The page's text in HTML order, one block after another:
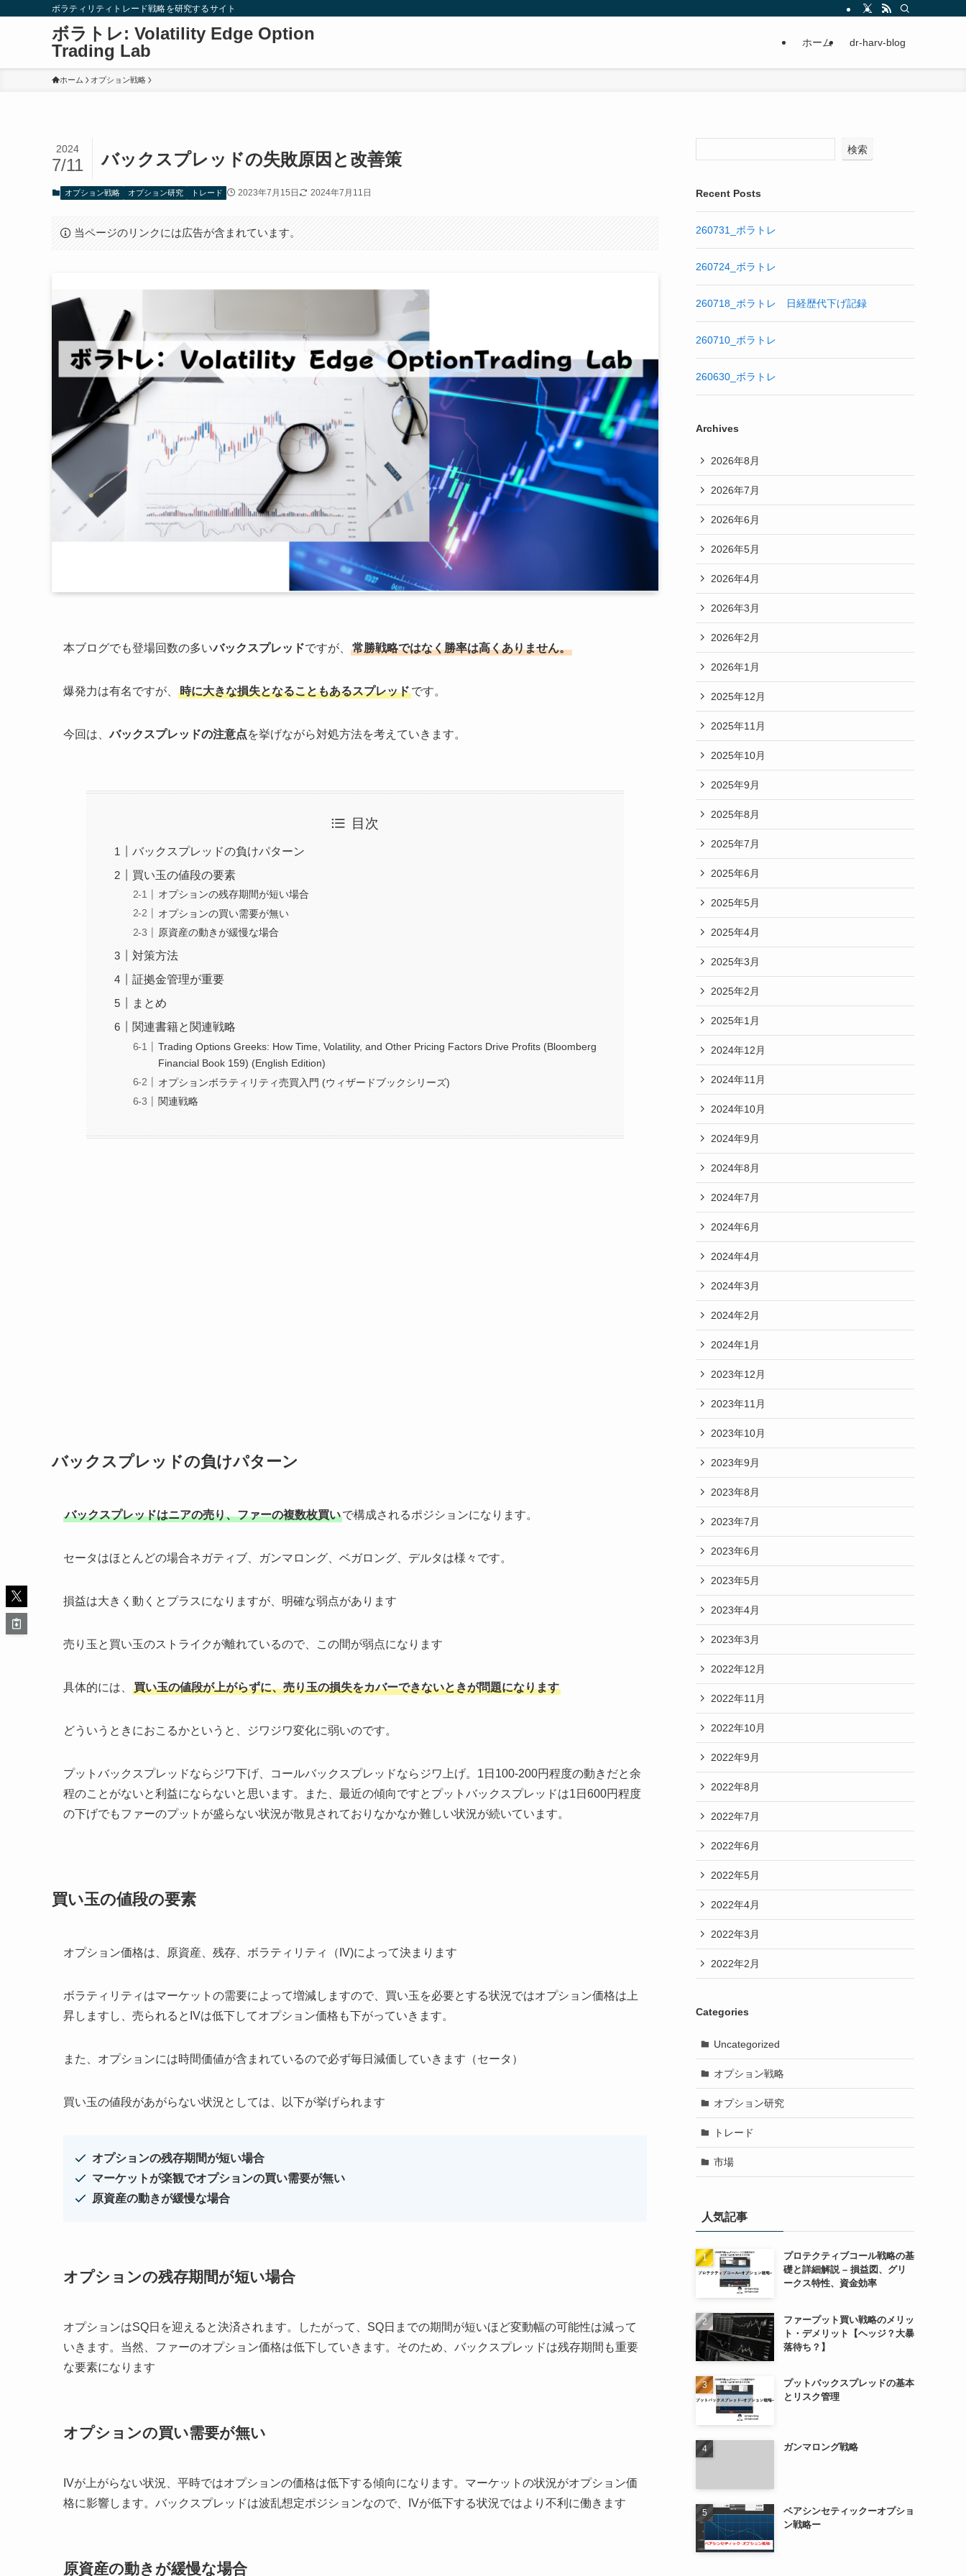
ボラティリティトレード戦略を研究するサイト
ボラトレ: Volatility Edge Option
Trading Lab
ホーム dr-harv-blog
ホーム オプション戦略
バックスプレッドの失敗原因と改善策
2024
7/11
オプション戦略 オプション研究 トレード 2023年7月15日 2024年7月11日
当ページのリンクには広告が含まれています。
本ブログでも登場回数の多いバックスプレッドですが、 常勝戦略ではなく勝率は高くありません。
爆発力は有名ですが、 時に大きな損失となることもあるスプレッドです。
今回は、バックスプレッドの注意点を挙げながら対処方法を考えていきます。
目次
バックスプレッドの負けパターン
買い玉の値段の要素
オプションの残存期間が短い場合
オプションの買い需要が無い
原資産の動きが緩慢な場合
対策方法
証拠金管理が重要
まとめ
関連書籍と関連戦略
Trading Options Greeks: How Time, Volatility, and Other Pricing Factors Drive Profits (Bloomberg
Financial Book 159) (English Edition)
オプションボラティリティ売買入門 (ウィザードブックシリーズ)
関連戦略
バックスプレッドの負けパターン
バックスプレッドはニアの売り、ファーの複数枚買いで構成されるポジションになります。
セータはほとんどの場合ネガティブ、ガンマロング、ベガロング、デルタは様々です。
損益は大きく動くとプラスになりますが、明確な弱点があります
売り玉と買い玉のストライクが離れているので、この間が弱点になります
具体的には、 買い玉の値段が上がらずに、売り玉の損失をカバーできないときが問題になります
どういうときにおこるかというと、ジワジワ変化に弱いのです。
プットバックスプレッドならジワ下げ、コールバックスプレッドならジワ上げ。1日100-200円程度の動きだと余
程のことがないと利益にならないと思います。また、最近の傾向ですとプットバックスプレッドは1日600円程度
の下げでもファーのプットが盛らない状況が散見されておりなかなか難しい状況が続いています。
買い玉の値段の要素
オプション価格は、原資産、残存、ボラティリティ（IV)によって決まります
ボラティリティはマーケットの需要によって増減しますので、買い玉を必要とする状況ではオプション価格は上
昇しますし、売られるとIVは低下してオプション価格も下がっていきます。
また、オプションには時間価値が含まれているので必ず毎日減価していきます（セータ）
買い玉の値段があがらない状況としては、以下が挙げられます
オプションの残存期間が短い場合
マーケットが楽観でオプションの買い需要が無い
原資産の動きが緩慢な場合
オプションの残存期間が短い場合
オプションはSQ日を迎えると決済されます。したがって、SQ日までの期間が短いほど変動幅の可能性は減って
いきます。当然、ファーのオプション価格は低下していきます。そのため、バックスプレッドは残存期間も重要
な要素になります
オプションの買い需要が無い
IVが上がらない状況、平時ではオプションの価格は低下する傾向になります。マーケットの状況がオプション価
格に影響します。バックスプレッドは波乱想定ポジションなので、IVが低下する状況ではより不利に働きます
原資産の動きが緩慢な場合
検索
Recent Posts
260731_ボラトレ
260724_ボラトレ
260718_ボラトレ 日経歴代下げ記録
260710_ボラトレ
260630_ボラトレ
Archives
2026年8月
2026年7月
2026年6月
2026年5月
2026年4月
2026年3月
2026年2月
2026年1月
2025年12月
2025年11月
2025年10月
2025年9月
2025年8月
2025年7月
2025年6月
2025年5月
2025年4月
2025年3月
2025年2月
2025年1月
2024年12月
2024年11月
2024年10月
2024年9月
2024年8月
2024年7月
2024年6月
2024年4月
2024年3月
2024年2月
2024年1月
2023年12月
2023年11月
2023年10月
2023年9月
2023年8月
2023年7月
2023年6月
2023年5月
2023年4月
2023年3月
2022年12月
2022年11月
2022年10月
2022年9月
2022年8月
2022年7月
2022年6月
2022年5月
2022年4月
2022年3月
2022年2月
Categories
Uncategorized
オプション戦略
オプション研究
トレード
市場
人気記事
プロテクティブコール戦略の基
礎と詳細解説 – 損益図、グリ
ークス特性、資金効率
ファープット買い戦略のメリッ
ト・デメリット【ヘッジ？大暴
落待ち？】
プットバックスプレッドの基本
とリスク管理
ガンマロング戦略
ベアシンセティックーオプショ
ン戦略ー